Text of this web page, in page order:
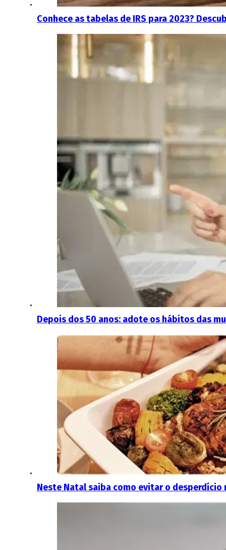
Conhece as tabelas de IRS para 2023?
Depois dos 50 anos: adote os hábitos das
Neste Natal saiba como evitar o desperdício